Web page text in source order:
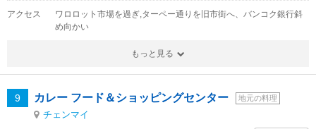
アクセス
ワロロット市場を過ぎ,ターペー通りを旧市街へ、バンコク銀行斜
め向かい
もっと見る
9 カレー フード＆ショッピングセンター 地元の料理
チェンマイ